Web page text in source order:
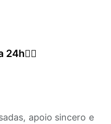
24h😶‍🌫️
apoio sincero e